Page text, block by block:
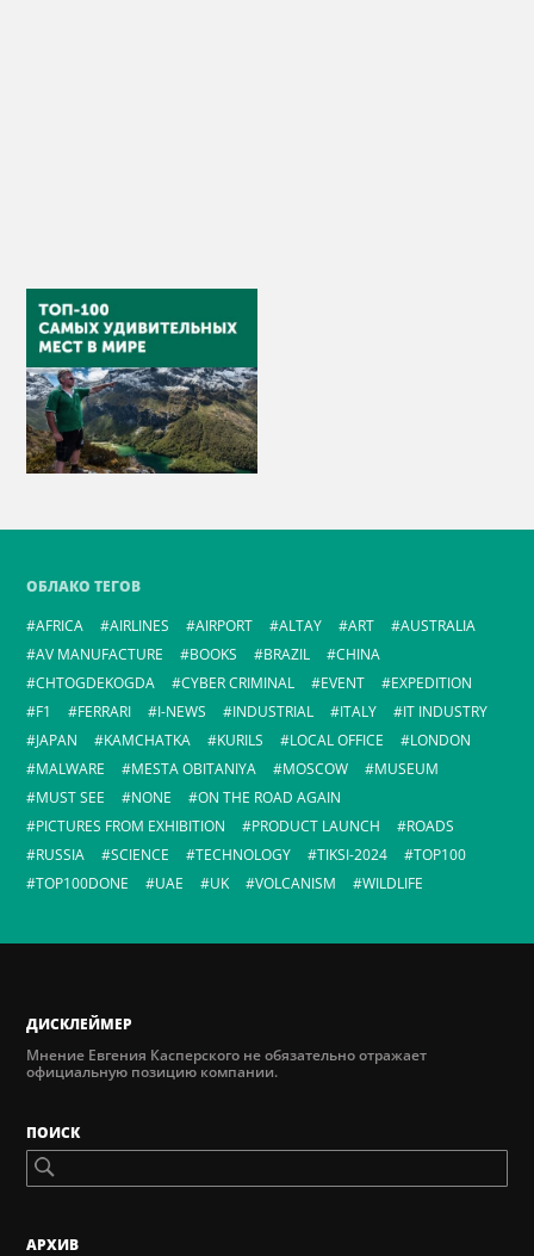
ОБЛАКО ТЕГОВ
AFRICA
AIRLINES AIRPORT ALTAY ART
AUSTRALIA
AV MANUFACTURE
BOOKS BRAZIL
CHINA
CHTOGDEKOGDA
CYBER CRIMINAL EVENT
EXPEDITION
F1
FERRARI I-NEWS INDUSTRIAL ITALY
IT INDUSTRY
JAPAN
KAMCHATKA KURILS LOCAL OFFICE
LONDON
MALWARE
MESTA OBITANIYA MOSCOW
MUSEUM
MUST SEE
NONE
ON THE ROAD AGAIN
PICTURES FROM EXHIBITION
PRODUCT LAUNCH
ROADS
RUSSIA
SCIENCE TECHNOLOGY TIKSI-2024
TOP100
TOP100DONE
UAE UK VOLCANISM WILDLIFE
ДИСКЛЕЙМЕР
Мнение Евгения Касперского не обязательно отражает
официальную позицию компании.
ПОИСК
AРХИВ